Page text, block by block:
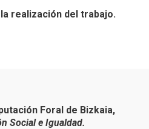
realización del trabajo.
Foral de Bizkaia,
Social e Igualdad.